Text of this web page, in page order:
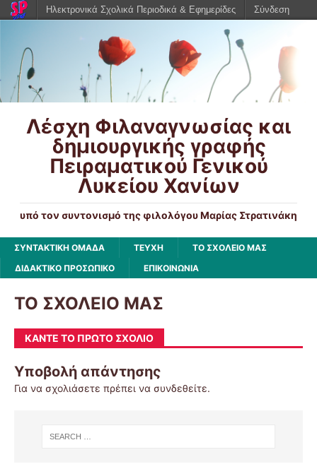
Λέσχη Φιλαναγνωσίας και
δημιουργικής γραφής
Πειραματικού Γενικού
Λυκείου Χανίων
υπό τον συντονισμό της φιλολόγου Μαρίας Στρατινάκη
ΣΥΝΤΑΚΤΙΚΗ ΟΜΑΔΑ ΤΕΥΧΗ
ΤΟ ΣΧΟΛΕΙΟ ΜΑΣ
ΔΙΔΑΚΤΙΚΟ ΠΡΟΣΩΠΙΚΟ
ΕΠΙΚΟΙΝΩΝΙΑ
ΤΟ ΣΧΟΛΕΙΟ ΜΑΣ
ΚΆΝΤΕ ΤΟ ΠΡΏΤΟ ΣΧΌΛΙΟ
Υποβολή απάντησης
Για να σχολιάσετε πρέπει να συνδεθείτε.
Ηλεκτρονικά Σχολικά Περιοδικά & Εφημερίδες Σύνδεση